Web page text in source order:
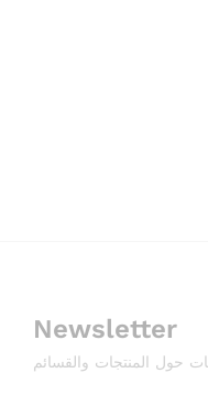
Newsletter
حول المنتجات والقسائم